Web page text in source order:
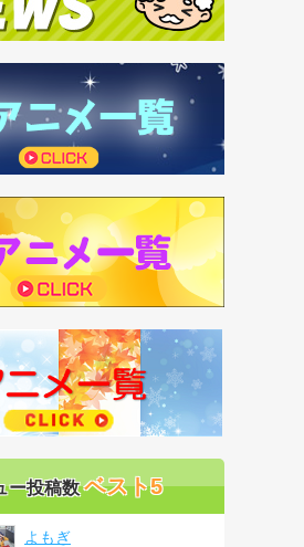
ー投稿数ベスト5
よもぎ